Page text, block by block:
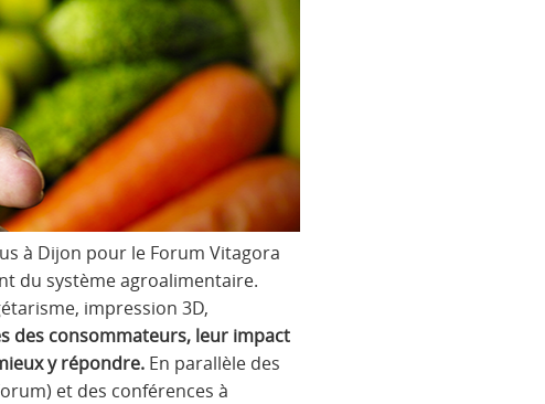
à Dijon pour le Forum Vitagora
du système agroalimentaire.
impression 3D,
des consommateurs, leur impact
y répondre. En parallèle des
et des conférences à